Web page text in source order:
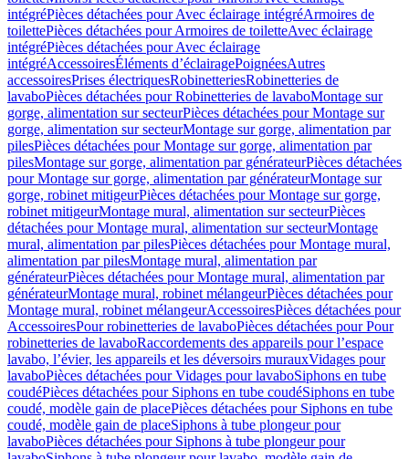
intégréPièces détachées pour Avec éclairage intégréArmoires de
toilettePièces détachées pour Armoires de toiletteAvec éclairage
intégréPièces détachées pour Avec éclairage
intégréAccessoiresÉléments d’éclairagePoignéesAutres
accessoiresPrises électriquesRobinetteriesRobinetteries de
lavaboPièces détachées pour Robinetteries de lavaboMontage sur
gorge, alimentation sur secteurPièces détachées pour Montage sur
gorge, alimentation sur secteurMontage sur gorge, alimentation par
pilesPièces détachées pour Montage sur gorge, alimentation par
pilesMontage sur gorge, alimentation par générateurPièces détachées
pour Montage sur gorge, alimentation par générateurMontage sur
gorge, robinet mitigeurPièces détachées pour Montage sur gorge,
robinet mitigeurMontage mural, alimentation sur secteurPièces
détachées pour Montage mural, alimentation sur secteurMontage
mural, alimentation par pilesPièces détachées pour Montage mural,
alimentation par pilesMontage mural, alimentation par
générateurPièces détachées pour Montage mural, alimentation par
générateurMontage mural, robinet mélangeurPièces détachées pour
Montage mural, robinet mélangeurAccessoiresPièces détachées pour
AccessoiresPour robinetteries de lavaboPièces détachées pour Pour
robinetteries de lavaboRaccordements des appareils pour l’espace
lavabo, l’évier, les appareils et les déversoirs murauxVidages pour
lavaboPièces détachées pour Vidages pour lavaboSiphons en tube
coudéPièces détachées pour Siphons en tube coudéSiphons en tube
coudé, modèle gain de placePièces détachées pour Siphons en tube
coudé, modèle gain de placeSiphons à tube plongeur pour
lavaboPièces détachées pour Siphons à tube plongeur pour